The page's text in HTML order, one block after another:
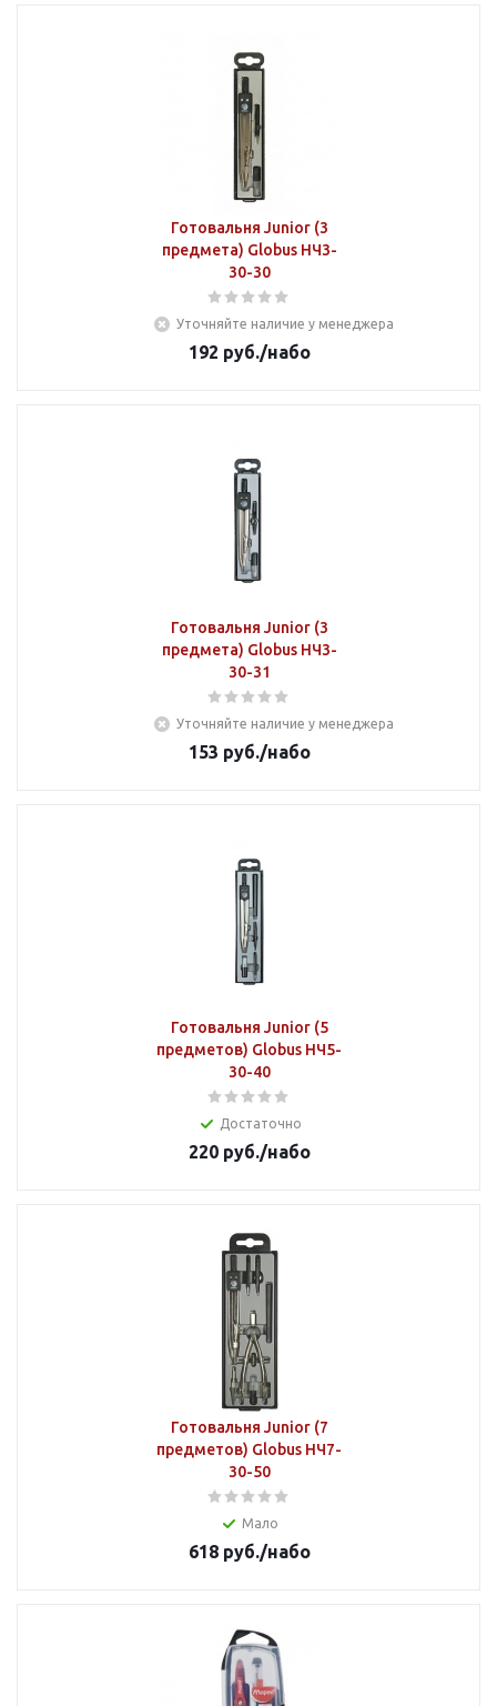
Готовальня Junior (3
предмета) Globus НЧ3-
30-30
Уточняйте наличие у менеджера
192 руб./набо
Готовальня Junior (3
предмета) Globus НЧ3-
30-31
Уточняйте наличие у менеджера
153 руб./набо
Готовальня Junior (5
предметов) Globus НЧ5-
30-40
Достаточно
220руб./набо
Готовальня Junior (7
предметов) Globus НЧ7-
30-50
Мало
618руб./набо